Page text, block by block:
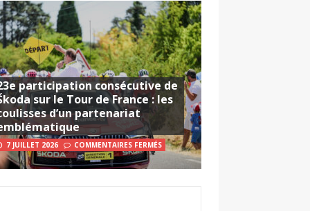
participation consécutive de
sur le Tour de France : les
d’un partenariat
7 JUILLET 2026 COMMENTAIRES FERMÉS